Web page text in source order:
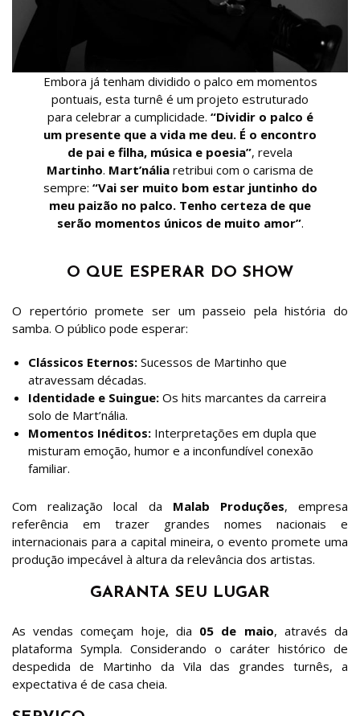
Embora já tenham dividido o palco em momentos
pontuais, esta turnê é um projeto estruturado
para celebrar a cumplicidade. “Dividir o palco é
um presente que a vida me deu. É o encontro
de pai e filha, música e poesia”, revela
Martinho. Mart’nália retribui com o carisma de
sempre: “Vai ser muito bom estar juntinho do
meu paizão no palco. Tenho certeza de que
serão momentos únicos de muito amor”.
O QUE ESPERAR DO SHOW
O repertório promete ser um passeio pela história do
samba. O público pode esperar:
Clássicos Eternos: Sucessos de Martinho que
atravessam décadas.
Identidade e Suingue: Os hits marcantes da carreira
solo de Mart’nália.
Momentos Inéditos: Interpretações em dupla que
misturam emoção, humor e a inconfundível conexão
familiar.
Com realização local da Malab Produções, empresa
referência em trazer grandes nomes nacionais e
internacionais para a capital mineira, o evento promete uma
produção impecável à altura da relevância dos artistas.
GARANTA SEU LUGAR
As vendas começam hoje, dia 05 de maio, através da
plataforma Sympla. Considerando o caráter histórico de
despedida de Martinho da Vila das grandes turnês, a
expectativa é de casa cheia.